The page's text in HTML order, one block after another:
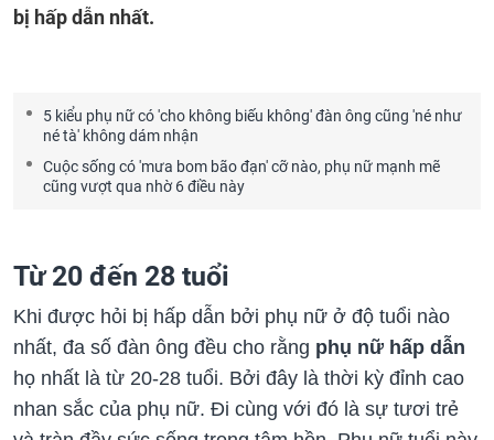
bị hấp dẫn nhất.
5 kiểu phụ nữ có 'cho không biếu không' đàn ông cũng 'né như
né tà' không dám nhận
Cuộc sống có 'mưa bom bão đạn' cỡ nào, phụ nữ mạnh mẽ
cũng vượt qua nhờ 6 điều này
Từ 20 đến 28 tuổi
Khi được hỏi bị hấp dẫn bởi phụ nữ ở độ tuổi nào
nhất, đa số đàn ông đều cho rằng phụ nữ hấp dẫn
họ nhất là từ 20-28 tuổi. Bởi đây là thời kỳ đỉnh cao
nhan sắc của phụ nữ. Đi cùng với đó là sự tươi trẻ